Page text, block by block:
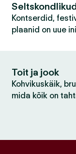
Kontserdid,
plaanid on uue
Toit ja jook
Kohvikuskäik,
mida kõik on